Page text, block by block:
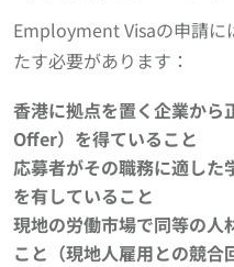
Employment Visaの申請に
たす必要があります：
香港に拠点を置く企業か
Offer）を得ていること
応募者がその職務に適した
を有していること
現地の労働市場で同等の人
こと（現地人雇用との競合